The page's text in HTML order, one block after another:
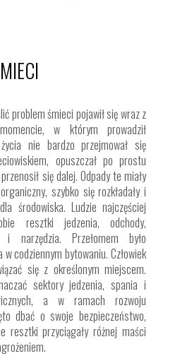
problem śmieci pojawił się wraz z
w którym prowadził
nie bardzo przejmował się
opuszczał po prostu
się dalej. Odpady te miały
szybko się rozkładały i
środowiska. Ludzie najczęściej
resztki jedzenia, odchody,
i narzędzia. Przełomem było
codziennym bytowaniu. Człowiek
się z określonym miejscem.
sektory jedzenia, spania i
a w ramach rozwoju
dbać o swoje bezpieczeństwo,
resztki przyciągały różnej maści